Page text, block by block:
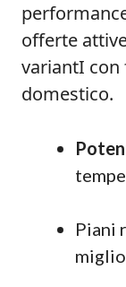
offerte
variantI con
domestico.
Piani